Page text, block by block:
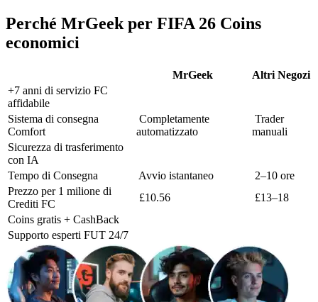
Perché MrGeek per FIFA 26 Coins
economici
MrGeek
Altri Negozi
+7 anni di servizio FC
affidabile
Sistema di consegna
Comfort
Completamente
automatizzato
Trader
manuali
Sicurezza di trasferimento
con IA
Tempo di Consegna
Avvio istantaneo
2–10 ore
Prezzo per 1 milione di
Crediti FC
£10.56
£13–18
Coins gratis + CashBack
Supporto esperti FUT 24/7